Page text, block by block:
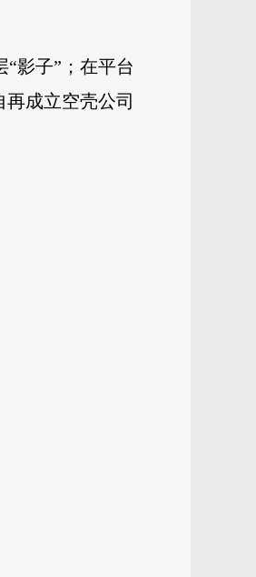
影子”；在平台
成立空壳公司